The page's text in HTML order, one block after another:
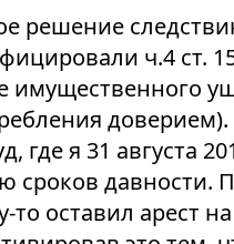
решение
ч.4 ст.
имущественного
где я 31 августа
сроков давности.
то оставил арест